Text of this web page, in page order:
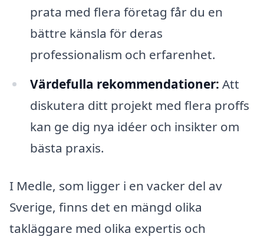
prata med flera företag får du en
bättre känsla för deras
professionalism och erfarenhet.
Värdefulla rekommendationer: Att
diskutera ditt projekt med flera proffs
kan ge dig nya idéer och insikter om
bästa praxis.
I Medle, som ligger i en vacker del av
Sverige, finns det en mängd olika
takläggare med olika expertis och